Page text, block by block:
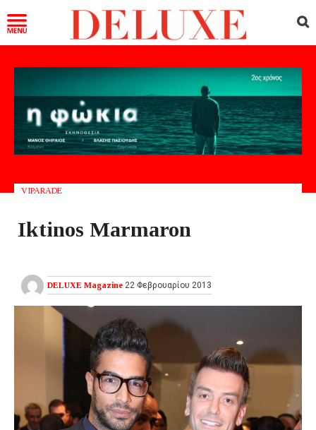
VIPARADE
Iktinos Marmaron
DELUXE Magazine 22 Φεβρουαρίου 2013